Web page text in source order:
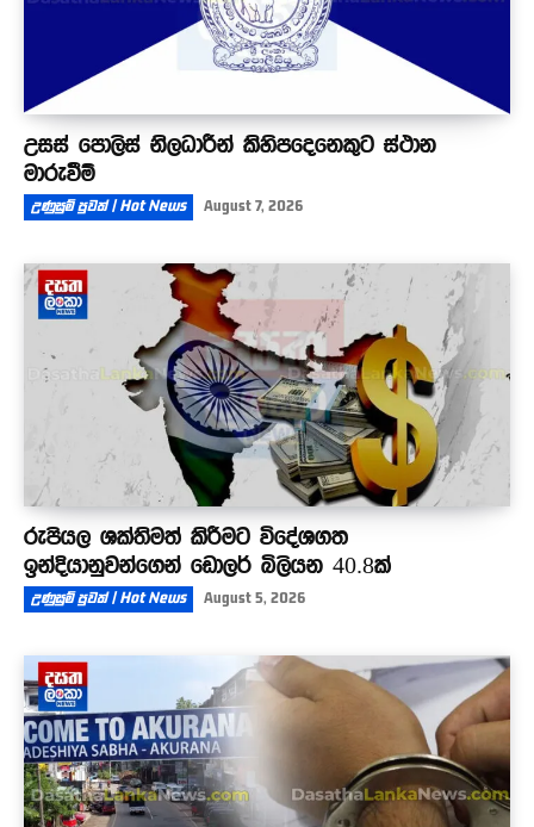
උසස් පොලිස් නිලධාරීන් කිහිපදෙනෙකුට ස්ථාන
මාරුවීම්
උණුසුම් පුවත් | Hot News August 7, 2026
රුපියල ශක්තිමත් කිරීමට විදේශගත
ඉන්දියානුවන්ගෙන් ඩොලර් බිලියන 40.8ක්
උණුසුම් පුවත් | Hot News August 5, 2026